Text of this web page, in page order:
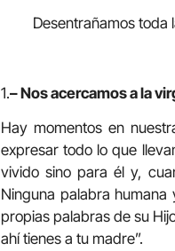
Desentrañamos toda
1.– Nos acercamos a la
Hay momentos en
expresar todo lo que
vivido sino para él y,
Ninguna palabra
propias palabras de su
ahí tienes a tu madre”.